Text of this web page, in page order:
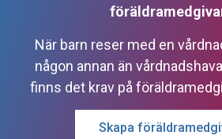
När barn reser med en
någon annan än
finns det krav på
Skapa